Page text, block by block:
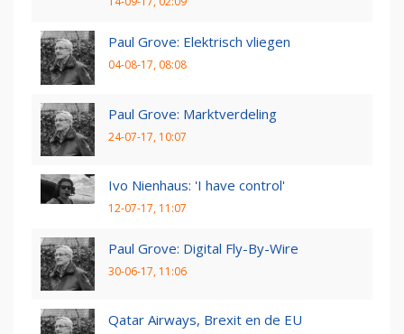
Paul Grove: Elektrisch vliegen
04-08-17, 08:08
Paul Grove: Marktverdeling
24-07-17, 10:07
Ivo Nienhaus: 'I have control'
12-07-17, 11:07
Paul Grove: Digital Fly-By-Wire
30-06-17, 11:06
Qatar Airways, Brexit en de EU